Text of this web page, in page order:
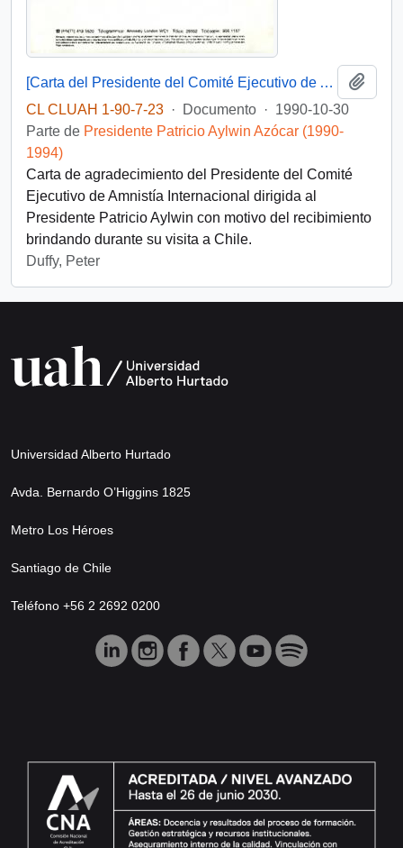
[Carta del Presidente del Comité Ejecutivo de Amnistía Internacional dirigida al Presidente Patricio Aylwin]
CL CLUAH 1-90-7-23 · Documento · 1990-10-30
Parte de Presidente Patricio Aylwin Azócar (1990-
1994)
Carta de agradecimiento del Presidente del Comité
Ejecutivo de Amnistía Internacional dirigida al
Presidente Patricio Aylwin con motivo del recibimiento
brindando durante su visita a Chile.
Duffy, Peter
Universidad Alberto Hurtado
Avda. Bernardo O’Higgins 1825
Metro Los Héroes
Santiago de Chile
Teléfono +56 2 2692 0200